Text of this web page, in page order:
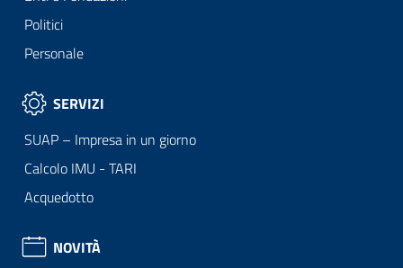
Politici
Personale
SERVIZI
SUAP – Impresa in un giorno
Calcolo IMU - TARI
Acquedotto
NOVITÀ